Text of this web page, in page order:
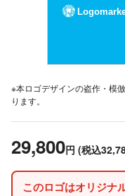
※本ロゴデザインの盗作・模
ります。
29,800円 (税込
このロゴはオリジナ